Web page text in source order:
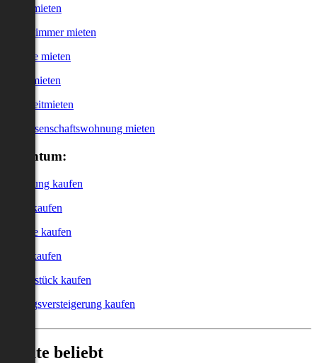
Haus mieten
WG-Zimmer mieten
Garage mieten
Büro mieten
Kurzzeitmieten
Genossenschaftswohnung mieten
Eigentum:
Wohnung kaufen
Haus kaufen
Garage kaufen
Büro kaufen
Grundstück kaufen
Zwangsversteigerung kaufen
Heute beliebt